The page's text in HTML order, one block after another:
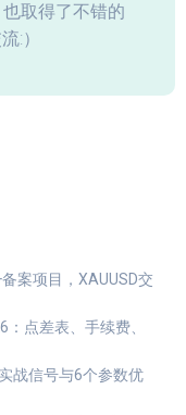
取得了不错的
:）
案项目，XAUUSD交
点差表、手续费、
战信号与6个参数优